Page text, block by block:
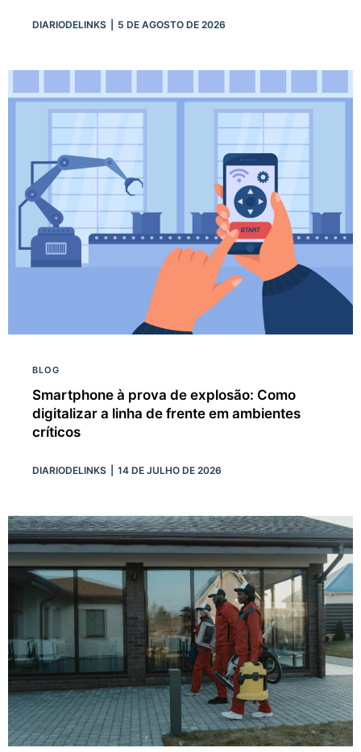
DIARIODELINKS 5 DE AGOSTO DE 2026
BLOG
Smartphone à prova de explosão: Como
digitalizar a linha de frente em ambientes
críticos
DIARIODELINKS 14 DE JULHO DE 2026